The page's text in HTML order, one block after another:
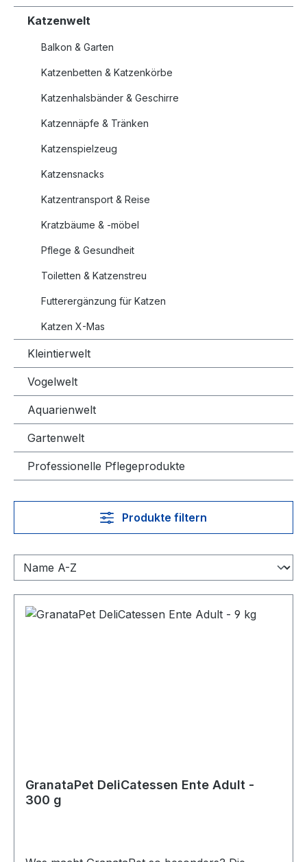
Katzenwelt
Balkon & Garten
Katzenbetten & Katzenkörbe
Katzenhalsbänder & Geschirre
Katzennäpfe & Tränken
Katzenspielzeug
Katzensnacks
Katzentransport & Reise
Kratzbäume & -möbel
Pflege & Gesundheit
Toiletten & Katzenstreu
Futterergänzung für Katzen
Katzen X-Mas
Kleintierwelt
Vogelwelt
Aquarienwelt
Gartenwelt
Professionelle Pflegeprodukte
Produkte filtern
GranataPet DeliCatessen Ente Adult -
300 g